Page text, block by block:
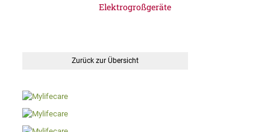
Elektrogroßgeräte
Zurück zur Übersicht